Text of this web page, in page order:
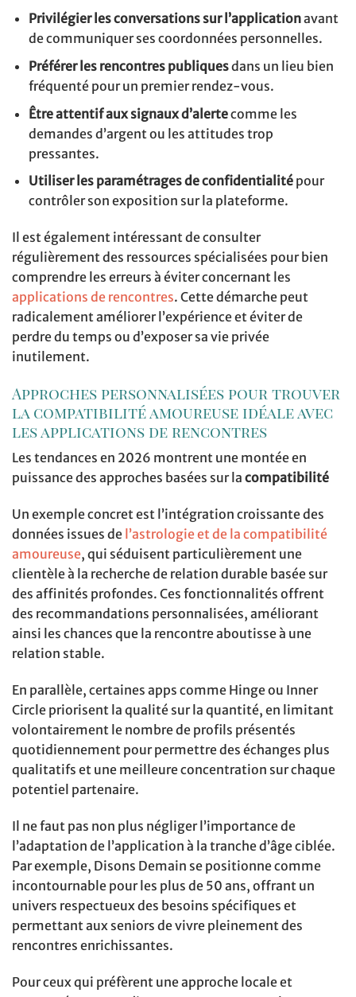
Privilégier les conversations sur l’applicationavant
de communiquer ses coordonnées personnelles.
Préférer les rencontres publiquesdans un lieu bien
fréquenté pour un premier rendez-vous.
Être attentif aux signaux d’alertecomme les
demandes d’argent ou les attitudes trop
pressantes.
Utiliser les paramétrages de confidentialitépour
contrôler son exposition sur la plateforme.
Il est également intéressant de consulter
régulièrement des ressources spécialisées pour bien
comprendre les erreurs à éviter concernant les
applications de rencontres. Cette démarche peut
radicalement améliorer l’expérience et éviter de
perdre du temps ou d’exposer sa vie privée
inutilement.
Approches personnalisées pour trouver
la compatibilité amoureuse idéale avec
les applications de rencontres
Les tendances en 2026 montrent une montée en
puissance des approches basées sur la compatibilité
Un exemple concret est l’intégration croissante des
données issues de l’astrologie et de la compatibilité
amoureuse, qui séduisent particulièrement une
clientèle à la recherche de relation durable basée sur
des affinités profondes. Ces fonctionnalités offrent
des recommandations personnalisées, améliorant
ainsi les chances que la rencontre aboutisse à une
relation stable.
En parallèle, certaines apps comme Hinge ou Inner
Circle priorisent la qualité sur la quantité, en limitant
volontairement le nombre de profils présentés
quotidiennement pour permettre des échanges plus
qualitatifs et une meilleure concentration sur chaque
potentiel partenaire.
Il ne faut pas non plus négliger l’importance de
l’adaptation de l’application à la tranche d’âge ciblée.
Par exemple, Disons Demain se positionne comme
incontournable pour les plus de 50 ans, offrant un
univers respectueux des besoins spécifiques et
permettant aux seniors de vivre pleinement des
rencontres enrichissantes.
Pour ceux qui préfèrent une approche locale et